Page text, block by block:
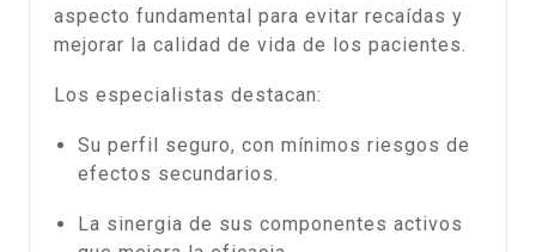
aspecto fundamental para evitar recaídas y
mejorar la calidad de vida de los pacientes.
Los especialistas destacan:
Su perfil seguro, con mínimos riesgos de
efectos secundarios.
La sinergia de sus componentes activos